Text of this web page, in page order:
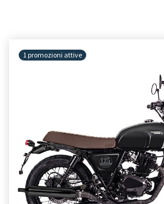
1 promozioni attive